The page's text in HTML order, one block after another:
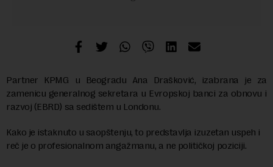
Partner KPMG u Beogradu Ana Drašković, izabrana je za
zamenicu generalnog sekretara u Evropskoj banci za obnovu i
razvoj (EBRD) sa sedištem u Londonu.
Kako je istaknuto u saopštenju, to predstavlja izuzetan uspeh i
reč je o profesionalnom angažmanu, a ne političkoj poziciji.